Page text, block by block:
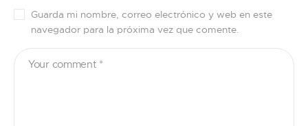
Guarda mi nombre, correo electrónico y web en este
navegador para la próxima vez que comente.